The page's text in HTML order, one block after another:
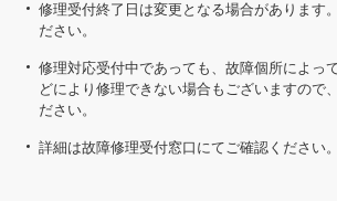
修理受付終了日は変更となる場合があります
ださい。
修理対応受付中であっても、故障個所によっ
どにより修理できない場合もございますので
ださい。
詳細は故障修理受付窓口にてご確認ください。